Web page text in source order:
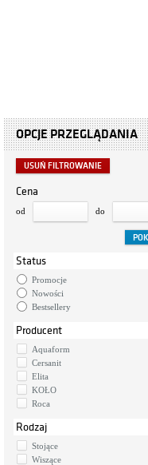
OPCJE PRZEGLĄDANIA
USUŃ FILTROWANIE
Cena
od do
Status
Promocje
Nowości
Bestsellery
Producent
Aquaform
Cersanit
Elita
KOŁO
Roca
Rodzaj
Stojące
Wiszące